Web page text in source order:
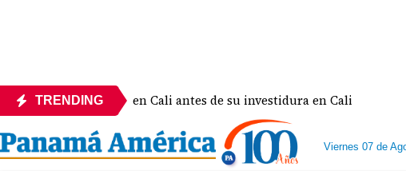
TRENDING
rey Felipe VI en Cali antes de su investidura en Cali
Viernes 07 de